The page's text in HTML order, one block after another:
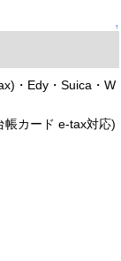
↑
・Edy・Suica・W
帳カード e-tax対応)